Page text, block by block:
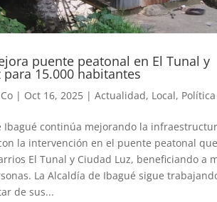
puente peatonal en El Tunal y
para 15.000 habitantes
| Oct 16, 2025 | Actualidad, Local, Política
Ibagué continúa mejorando la
la intervención en el puente peatonal que
El Tunal y Ciudad Luz, beneficiando a
La Alcaldía de Ibagué sigue
de sus...